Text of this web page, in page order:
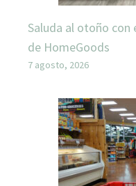
Saluda al otoño con
de HomeGoods
7 agosto, 2026